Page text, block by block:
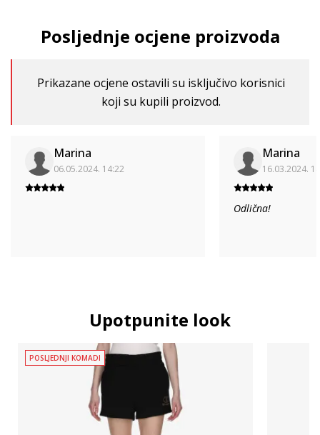
Posljednje ocjene proizvoda
Prikazane ocjene ostavili su isključivo korisnici
koji su kupili proizvod.
Marina
06.05.2024. 14:22
Marina
16.03.2024.
Odlična!
Upotpunite look
POSLJEDNJI KOMADI